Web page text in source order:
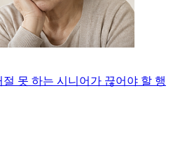
절 못 하는 시니어가 끊어야 할 행